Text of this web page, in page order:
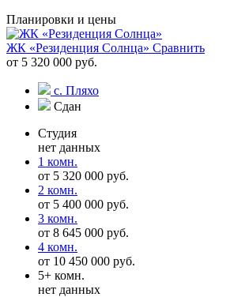
Планировки и цены
ЖК «Резиденция Солнца» Сравнить
от 5 320 000 руб.
с. Пляхо
Сдан
Студия
нет данных
1 комн.
от 5 320 000 руб.
2 комн.
от 5 400 000 руб.
3 комн.
от 8 645 000 руб.
4 комн.
от 10 450 000 руб.
5+ комн.
нет данных